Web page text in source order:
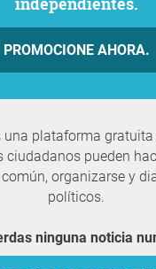
PROMOCIONE AHORA.
una plataforma
ciudadanos pueden
organizarse y
políticos.
ninguna noticia